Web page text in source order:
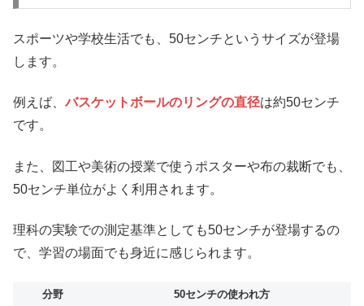
スポーツや学校生活でも、50センチというサイズが登場
します。
例えば、バスケットボールのリングの直径は約50センチ
です。
また、図工や美術の授業で使うポスターや布の裁断でも、
50センチ単位がよく利用されます。
理科の実験での測定基準としても50センチが登場するの
で、学習の場面でも身近に感じられます。
分野
50センチの使われ方